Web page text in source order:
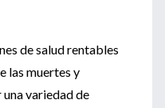
de salud rentables
las muertes y
variedad de